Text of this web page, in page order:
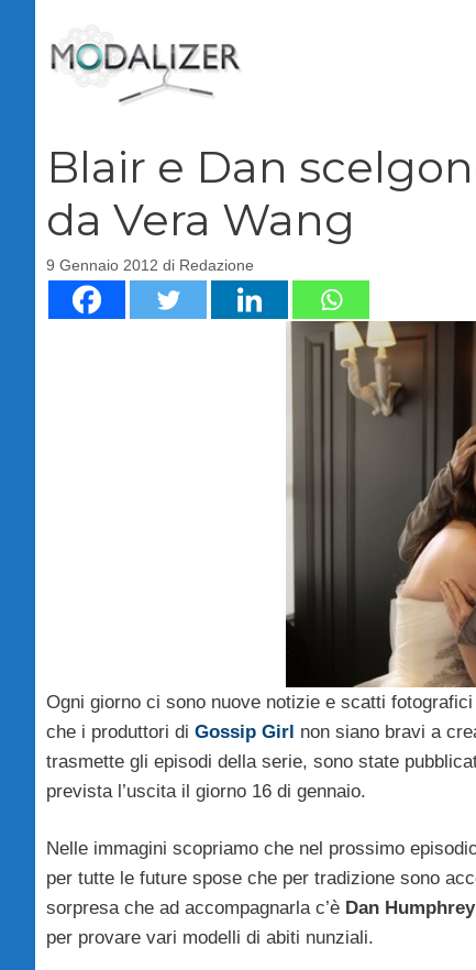
contenuto
Blair e Dan
da Vera Wang
9 Gennaio 2012 di Redazione
Ogni giorno ci sono nuove notizie e scatti
che i produttori di Gossip Girl non siano bravi a
trasmette gli episodi della serie, sono state
prevista l’uscita il giorno 16 di gennaio.
Nelle immagini scopriamo che nel prossimo
per tutte le future spose che per tradizione sono
sorpresa che ad accompagnarla c’è Dan Humphrey
per provare vari modelli di abiti nunziali.